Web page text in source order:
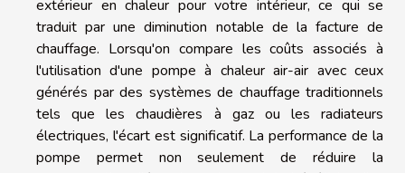
extérieur en chaleur pour votre intérieur, ce qui se
traduit par une diminution notable de la facture de
chauffage. Lorsqu'on compare les coûts associés à
l'utilisation d'une pompe à chaleur air-air avec ceux
générés par des systèmes de chauffage traditionnels
tels que les chaudières à gaz ou les radiateurs
électriques, l'écart est significatif. La performance de la
pompe permet non seulement de réduire la